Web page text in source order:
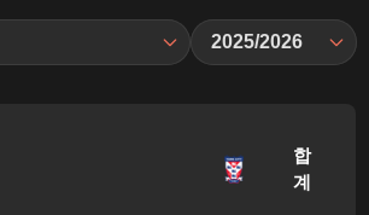
2025/2026
합
계